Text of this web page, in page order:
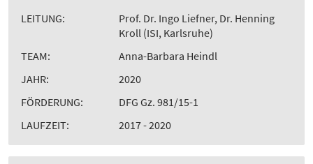
LEITUNG:
Prof. Dr. Ingo Liefner, Dr. Henning
Kroll (ISI, Karlsruhe)
TEAM:
Anna-Barbara Heindl
JAHR:
2020
FÖRDERUNG:
DFG Gz. 981/15-1
LAUFZEIT:
2017 - 2020